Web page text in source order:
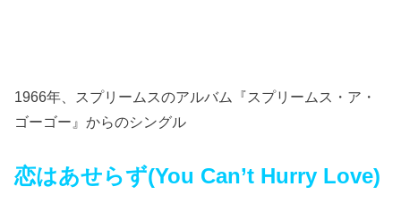
1966年、 スプリームスのアルバム『スプリームス・ア・
ゴーゴー』からのシングル
恋はあせらず(You Can’t Hurry Love)